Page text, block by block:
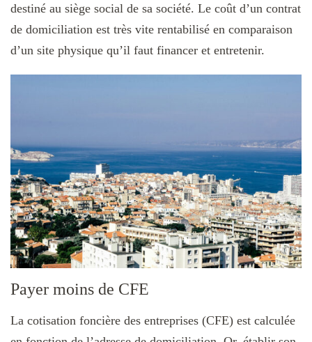
destiné au siège social de sa société. Le coût d’un contrat
de domiciliation est très vite rentabilisé en comparaison
d’un site physique qu’il faut financer et entretenir.
Payer moins de CFE
La cotisation foncière des entreprises (CFE) est calculée